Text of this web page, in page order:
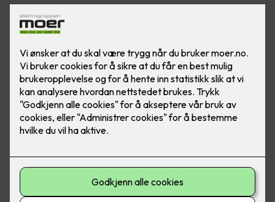
Se hvor mye energi denne familien kan spare på
solceller!